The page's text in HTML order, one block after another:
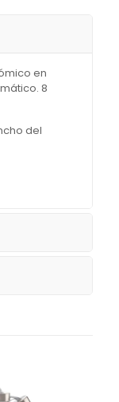
en
8
del